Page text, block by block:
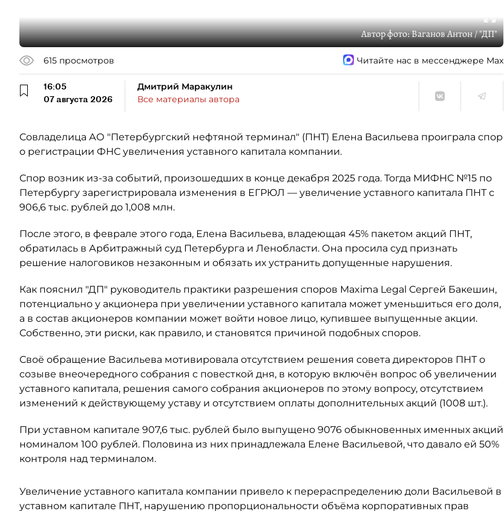
Автор фото:Ваганов Антон / "ДП"
615 просмотров Читайте нас в мессенджере Max
16:05
07 августа 2026
Дмитрий Маракулин
Все материалы автора
Совладелица АО "Петербургский нефтяной терминал" (ПНТ) Елена Васильева проиграла спор
о регистрации ФНС увеличения уставного капитала компании.
Спор возник из-за событий, произошедших в конце декабря 2025 года. Тогда МИФНС №15 по
Петербургу зарегистрировала изменения в ЕГРЮЛ — увеличение уставного капитала ПНТ с
906,6 тыс. рублей до 1,008 млн.
После этого, в феврале этого года, Елена Васильева, владеющая 45% пакетом акций ПНТ,
обратилась в Арбитражный суд Петербурга и Ленобласти. Она просила суд признать
решение налоговиков незаконным и обязать их устранить допущенные нарушения.
Как пояснил "ДП" руководитель практики разрешения споров Maxima Legal Сергей Бакешин,
потенциально у акционера при увеличении уставного капитала может уменьшиться его доля,
а в состав акционеров компании может войти новое лицо, купившее выпущенные акции.
Собственно, эти риски, как правило, и становятся причиной подобных споров.
Своё обращение Васильева мотивировала отсутствием решения совета директоров ПНТ о
созыве внеочередного собрания с повесткой дня, в которую включён вопрос об увеличении
уставного капитала, решения самого собрания акционеров по этому вопросу, отсутствием
изменений к действующему уставу и отсутствием оплаты дополнительных акций (1008 шт.).
При уставном капитале 907,6 тыс. рублей было выпущено 9076 обыкновенных именных акций
номиналом 100 рублей. Половина из них принадлежала Елене Васильевой, что давало ей 50%
контроля над терминалом.
Увеличение уставного капитала компании привело к перераспределению доли Васильевой в
уставном капитале ПНТ, нарушению пропорциональности объёма корпоративных прав